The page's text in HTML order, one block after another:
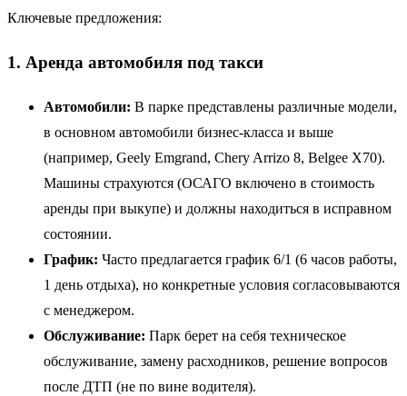
Ключевые предложения:
1. Аренда автомобиля под такси
Автомобили: В парке представлены различные модели,
в основном автомобили бизнес-класса и выше
(например, Geely Emgrand, Chery Arrizo 8, Belgee X70).
Машины страхуются (ОСАГО включено в стоимость
аренды при выкупе) и должны находиться в исправном
состоянии.
График: Часто предлагается график 6/1 (6 часов работы,
1 день отдыха), но конкретные условия согласовываются
с менеджером.
Обслуживание: Парк берет на себя техническое
обслуживание, замену расходников, решение вопросов
после ДТП (не по вине водителя).